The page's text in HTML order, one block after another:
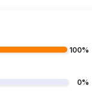
100%
0%